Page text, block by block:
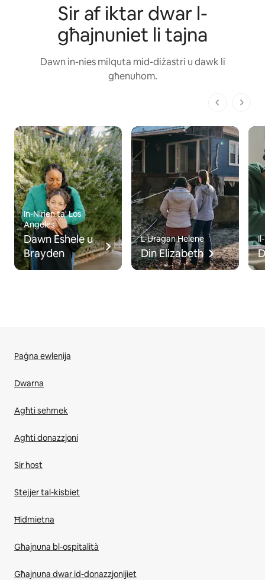
Sir af iktar dwar l-
għajnuniet li tajna
Dawn in-nies milquta mid-diżastri u dawk li
għenuhom.
1 minn 1
In-Nirien ta' Los
Angeles
Dawn Eshele u
Brayden
L-Uragan Helene
Din Elizabeth
Paġna ewlenija
Dwarna
Agħti sehmek
Agħti donazzjoni
Sir host
Stejjer tal-kisbiet
Ħidmietna
Għajnuna bl-ospitalità
Għajnuna dwar id-donazzjonijiet